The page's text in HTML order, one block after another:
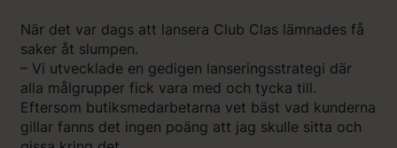
När det var dags att lansera Club Clas lämnades få
saker åt slumpen.
– Vi utvecklade en gedigen lanseringsstrategi där
alla målgrupper fick vara med och tycka till.
Eftersom butiksmedarbetarna vet bäst vad kunderna
gillar fanns det ingen poäng att jag skulle sitta och